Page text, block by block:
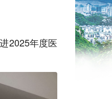
2025年度医